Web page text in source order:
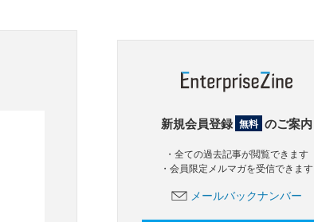
新規会員登録 無料 のご案内
・全ての過去記事が閲覧できます
・会員限定メルマガを受信できます
メールバックナンバー